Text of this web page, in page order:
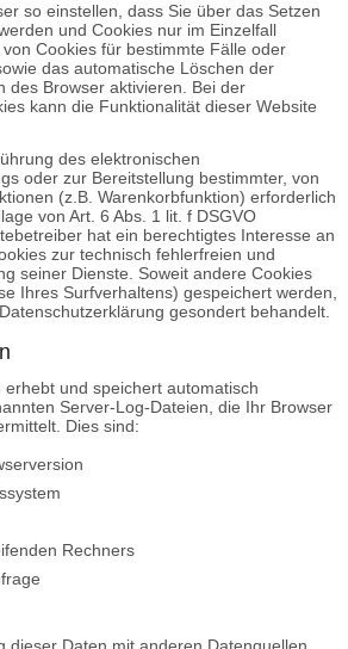
so einstellen, dass Sie über das Setzen
und Cookies nur im Einzelfall
Cookies für bestimmte Fälle oder
das automatische Löschen der
des Browser aktivieren. Bei der
kann die Funktionalität dieser Website
des elektronischen
oder zur Bereitstellung bestimmter, von
(z.B. Warenkorbfunktion) erforderlich
von Art. 6 Abs. 1 lit. f DSGVO
hat ein berechtigtes Interesse an
zur technisch fehlerfreien und
seiner Dienste. Soweit andere Cookies
Ihres Surfverhaltens) gespeichert werden,
gesondert behandelt.
und speichert automatisch
Server-Log-Dateien, die Ihr Browser
Dies sind:
Rechners